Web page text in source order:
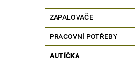
ZAPALOVAČE
PRACOVNÍ POTŘEBY
AUTÍČKA